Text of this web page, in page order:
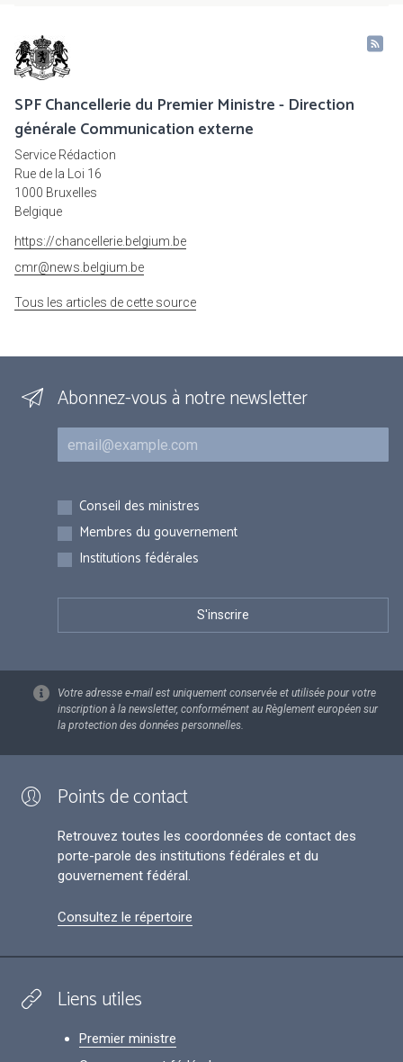
SPF Chancellerie du Premier Ministre - Direction
générale Communication externe
Service Rédaction
Rue de la Loi 16
1000 Bruxelles
Belgique
https://chancellerie.belgium.be
cmr@news.belgium.be
Tous les articles de cette source
Abonnez-vous à notre newsletter
Courriel
Inscriptions
Conseil des ministres
Membres du gouvernement
Institutions fédérales
Votre adresse e-mail est uniquement conservée et utilisée pour votre
inscription à la newsletter, conformément au Règlement européen sur
la protection des données personnelles.
Points de contact
Retrouvez toutes les coordonnées de contact des
porte-parole des institutions fédérales et du
gouvernement fédéral.
Consultez le répertoire
Liens utiles
Premier ministre